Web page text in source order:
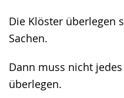
Die Klöster überlegen
Sachen.
Dann muss nicht
überlegen.